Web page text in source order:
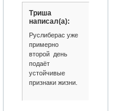
Триша
написал(а):
Руслиберас уже
примерно
второй день
подаёт
устойчивые
признаки жизни.